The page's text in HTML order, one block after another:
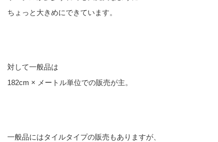
ちょっと大きめにできています。
対して一般品は
182cm × メートル単位での販売が主。
一般品にはタイルタイプの販売もありますが、